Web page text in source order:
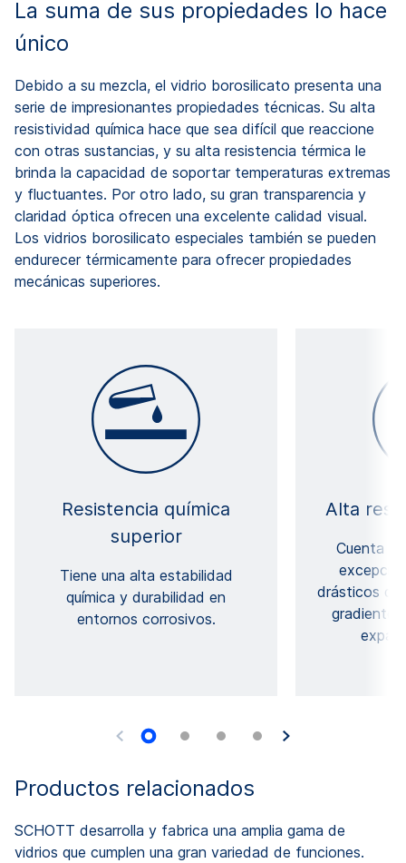
La suma de sus propiedades lo hace
único
Debido a su mezcla, el vidrio borosilicato presenta una
serie de impresionantes propiedades técnicas. Su alta
resistividad química hace que sea difícil que reaccione
con otras sustancias, y su alta resistencia térmica le
brinda la capacidad de soportar temperaturas extremas
y fluctuantes. Por otro lado, su gran transparencia y
claridad óptica ofrecen una excelente calidad visual.
Los vidrios borosilicato especiales también se pueden
endurecer térmicamente para ofrecer propiedades
mecánicas superiores.
Resistencia química
superior
Tiene una alta estabilidad
química y durabilidad en
entornos corrosivos.
Alta
Cuenta
drásticos de
Productos relacionados
SCHOTT desarrolla y fabrica una amplia gama de
vidrios que cumplen una gran variedad de funciones.